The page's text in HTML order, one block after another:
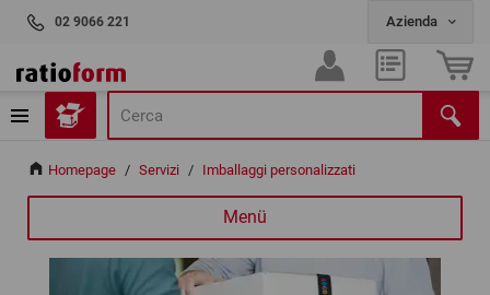
02 9066 221
Homepage / Servizi / Imballaggi personalizzati
Menü